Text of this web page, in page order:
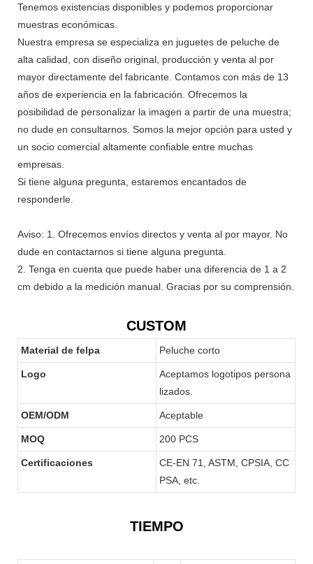
Tenemos existencias disponibles y podemos proporcionar
muestras económicas.
Nuestra empresa se especializa en juguetes de peluche de
alta calidad, con diseño original, producción y venta al por
mayor directamente del fabricante. Contamos con más de 13
años de experiencia en la fabricación. Ofrecemos la
posibilidad de personalizar la imagen a partir de una muestra;
no dude en consultarnos. Somos la mejor opción para usted y
un socio comercial altamente confiable entre muchas
empresas.
Si tiene alguna pregunta, estaremos encantados de
responderle.
Aviso: 1. Ofrecemos envíos directos y venta al por mayor. No
dude en contactarnos si tiene alguna pregunta.
2. Tenga en cuenta que puede haber una diferencia de 1 a 2
cm debido a la medición manual. Gracias por su comprensión.
CUSTOM
Material de felpa Peluche corto
Logo
Aceptamos logotipos persona
lizados.
OEM/ODM Aceptable
MOQ 200 PCS
Certificaciones
CE-EN 71, ASTM, CPSIA, CC
PSA, etc.
TIEMPO